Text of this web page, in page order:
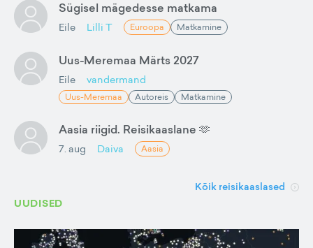
Sügisel mägedesse matkama
Eile Lilli T Euroopa Matkamine
Uus-Meremaa Märts 2027
Eile vandermand
Uus-Meremaa Autoreis Matkamine
Aasia riigid. Reisikaaslane 🫶
7. aug Daiva Aasia
Kõik reisikaaslased
UUDISED